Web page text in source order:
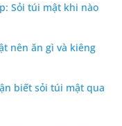
Sỏi túi mật khi nào
nên ăn gì và kiêng
biết sỏi túi mật qua